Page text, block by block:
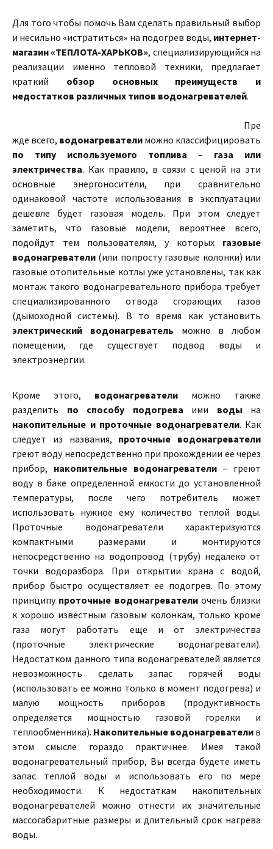
Для того чтобы помочь Вам сделать правильный выбор
и несильно «истратиться» на подогрев воды, интернет-
магазин «ТЕПЛОТА-ХАРЬКОВ», специализирующийся на
реализации именно тепловой техники, предлагает
краткий обзор основных преимуществ и
недостатков различных типов водонагревателей.
Пре
жде всего, водонагреватели можно классифицировать
по типу используемого топлива – газа или
электричества. Как правило, в связи с ценой на эти
основные энергоносители, при сравнительно
одинаковой частоте использования в эксплуатации
дешевле будет газовая модель. При этом следует
заметить, что газовые модели, вероятнее всего,
подойдут тем пользователям, у которых газовые
водонагреватели (или попросту газовые колонки) или
газовые отопительные котлы уже установлены, так как
монтаж такого водонагревательного прибора требует
специализированного отвода сгорающих газов
(дымоходной системы). В то время как установить
электрический водонагреватель можно в любом
помещении, где существует подвод воды и
электроэнергии.
Кроме этого, водонагреватели можно также
разделить по способу подогрева ими воды на
накопительные и проточные водонагреватели. Как
следует из названия, проточные водонагреватели
греют воду непосредственно при прохождении ее через
прибор, накопительные водонагреватели– греют
воду в баке определенной емкости до установленной
температуры, после чего потребитель может
использовать нужное ему количество теплой воды.
Проточные водонагреватели характеризуются
компактными размерами и монтируются
непосредственно на водопровод (трубу) недалеко от
точки водоразбора. При открытии крана с водой,
прибор быстро осуществляет ее подогрев. По этому
принципу проточные водонагревателиочень близки
к хорошо известным газовым колонкам, только кроме
газа могут работать еще и от электричества
(проточные электрические водонагреватели).
Недостатком данного типа водонагревателей является
невозможность сделать запас горячей воды
(использовать ее можно только в момент подогрева) и
малую мощность приборов (продуктивность
определяется мощностью газовой горелки и
теплообменника). Накопительные водонагреватели в
этом смысле гораздо практичнее. Имея такой
водонагревательный прибор, Вы всегда будете иметь
запас теплой воды и использовать его по мере
необходимости. К недостаткам накопительных
водонагревателей можно отнести их значительные
массогабаритные размеры и длительный срок нагрева
воды.